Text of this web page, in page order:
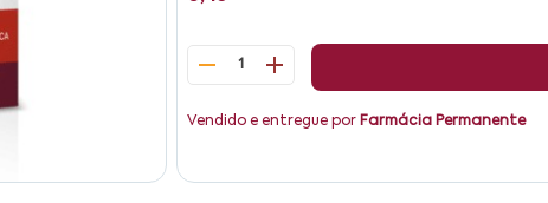
1
Vendido e entregue por Farmácia Permanente